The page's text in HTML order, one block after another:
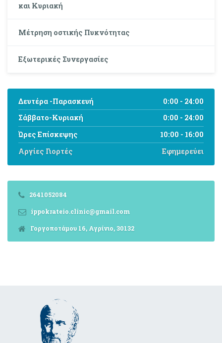
και Κυριακή
Μέτρηση οστικής Πυκνότητας
Εξωτερικές Συνεργασίες
Δευτέρα -Παρασκευή
0:00 - 24:00
Σάββατο-Κυριακή
0:00 - 24:00
Ώρες Επίσκεψης
10:00 - 16:00
Αργίες Γιορτές
Εφημερεύει
2641052084
ippokrateio.clinic@gmail.com
Γοργοποτάμου 16, Αγρίνιο, 30132